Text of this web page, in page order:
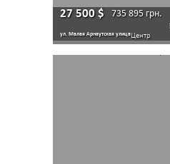
27 500 $ 735 895 грн.
ул. Малая Арнаутская улицаЦентр